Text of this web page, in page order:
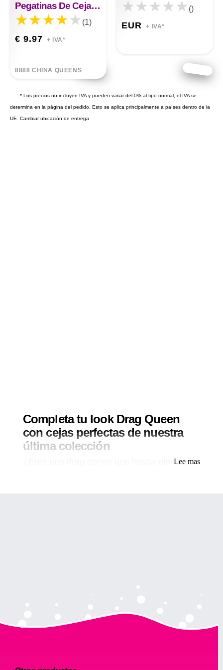
Pegatinas De Cejas Ecológicas De Imitación Pegatinas De Tatuaje Cejas
(1)
€ 9.97 + IVA*
8888 CHINA QUEENS
()
EUR + IVA*
* Los precios no incluyen IVA y pueden variar del 0% al tipo normal, el IVA se
determina en la página del pedido. Esto se aplica principalmente a países dentro de la
UE. Cambiar ubicación de entrega
Completa tu look Drag Queen
con cejas perfectas de nuestra
última colección
¿Eres una drag queen que busca elevar su
Lee mas